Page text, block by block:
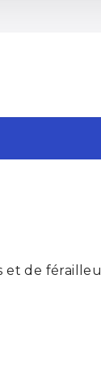
et de